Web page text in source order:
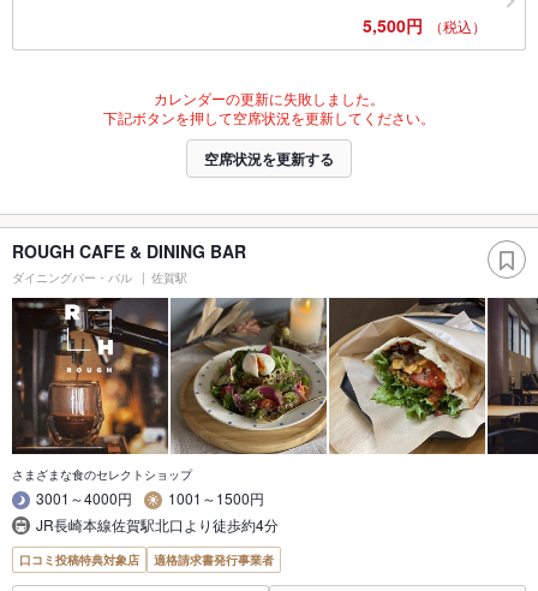
5,500円 （税込）
カレンダーの更新に失敗しました。
下記ボタンを押して空席状況を更新してください。
空席状況を更新する
ROUGH CAFE & DINING BAR
ダイニングバー・バル 佐賀駅
さまざまな食のセレクトショップ
3001～4000円
1001～1500円
JR長崎本線佐賀駅北口より徒歩約4分
口コミ投稿特典対象店 適格請求書発行事業者